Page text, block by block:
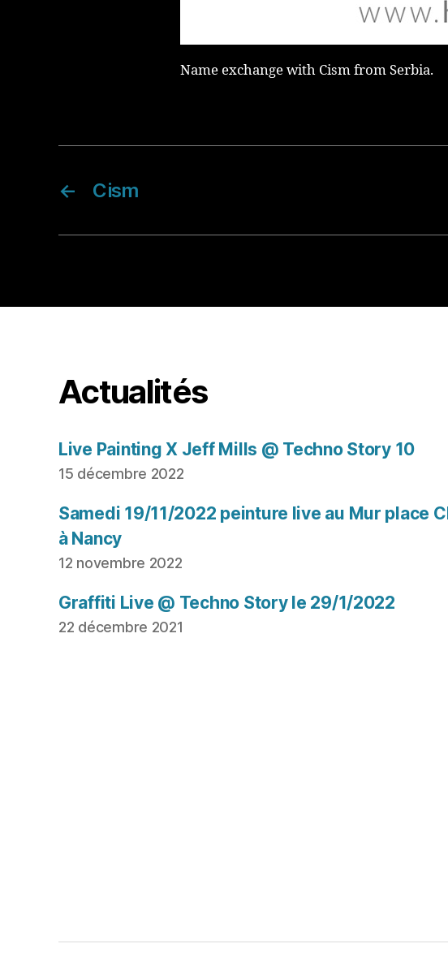
Name exchange with Cism from Serbia.
← Cism
Actualités
Live Painting X Jeff Mills @ Techno Story 10
15 décembre 2022
Samedi 19/11/2022 peinture live au Mur place
à Nancy
12 novembre 2022
Graffiti Live @ Techno Story le 29/1/2022
22 décembre 2021